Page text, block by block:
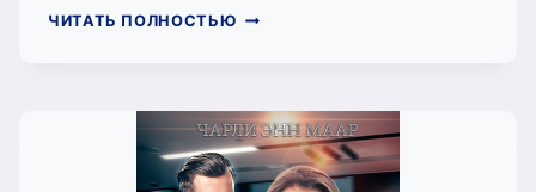
ЧИТАТЬ ПОЛНОСТЬЮ АКАДЕМИЯ
МААР)